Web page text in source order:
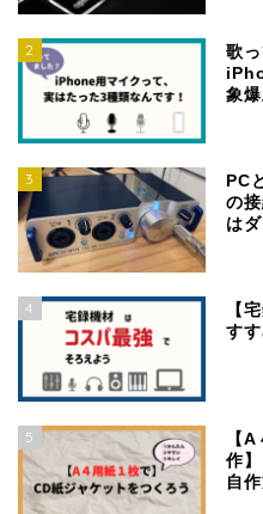
2
歌
象
3
PC
の
はダ
4
【
す
5
【
作
自